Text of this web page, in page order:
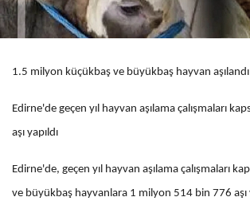
1.5 milyon küçükbaş ve büyükbaş hayvan aşılandı
Edirne'de geçen yıl hayvan aşılama çalışmaları
aşı yapıldı
Edirne'de, geçen yıl hayvan aşılama çalışmaları
ve büyükbaş hayvanlara 1 milyon 514 bin 776 aşı